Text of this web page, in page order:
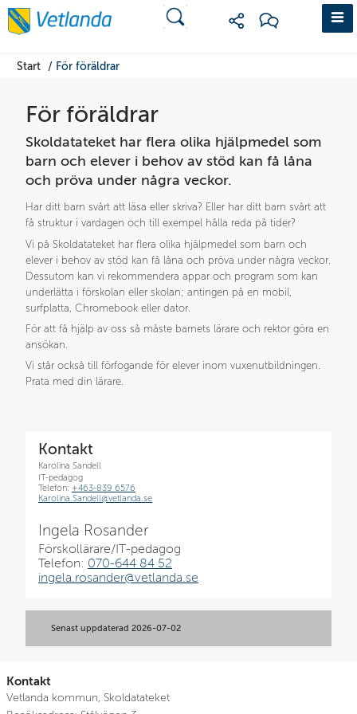
Start / För föräldrar
För föräldrar
Skoldatateket har flera olika hjälpmedel som
barn och elever i behov av stöd kan få låna
och pröva under några veckor.
Har ditt barn svårt att läsa eller skriva? Eller har ditt barn svårt att
få struktur i vardagen och till exempel hålla reda på tider?
Vi på Skoldatateket har flera olika hjälpmedel som barn och
elever i behov av stöd kan få låna och pröva under några veckor.
Dessutom kan vi rekommendera appar och program som kan
underlätta i förskolan eller skolan; antingen på en mobil,
surfplatta, Chromebook eller dator.
För att få hjälp av oss så måste barnets lärare och rektor göra en
ansökan.
Vi står också till förfogande för elever inom vuxenutbildningen.
Prata med din lärare.
Kontakt
Karolina Sandell
IT-pedagog
Telefon: +463-839 6576
Karolina.Sandell@vetlanda.se
Ingela Rosander
Förskollärare/IT-pedagog
Telefon: 070-644 84 52
ingela.rosander@vetlanda.se
Senast uppdaterad 2026-07-02
Kontakt
Vetlanda kommun, Skoldatateket